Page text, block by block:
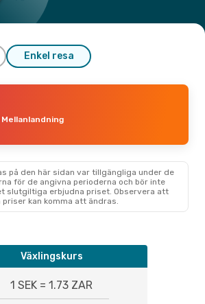
Enkel resa
28 Sep.
Swiss International Air Lines
Swiss International Air Lines
21 Okt.
Mellanlandning
på den här sidan var tillgängliga under de
för de angivna perioderna och bör inte
slutgiltiga erbjudna priset. Observera att
kan komma att ändras.
Växlingskurs
1 SEK = 1.73 ZAR